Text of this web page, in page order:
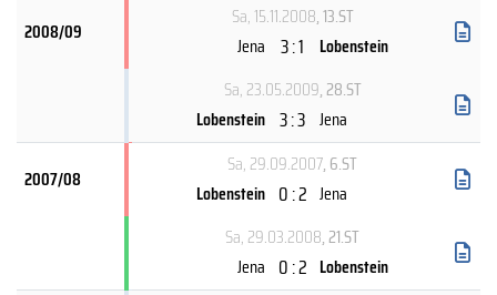
2008/09
Sa, 15.11.2008, 13.ST
Jena 3 : 1
Lobenstein
Sa, 23.05.2009, 28.ST
Lobenstein 3 : 3 Jena
2007/08
Sa, 29.09.2007, 6.ST
Lobenstein 0 : 2 Jena
Sa, 29.03.2008, 21.ST
Jena 0 : 2 Lobenstein